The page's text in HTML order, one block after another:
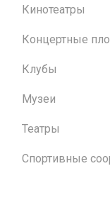
Кинотеатры
Концертные
Клубы
Музеи
Театры
Спортивные